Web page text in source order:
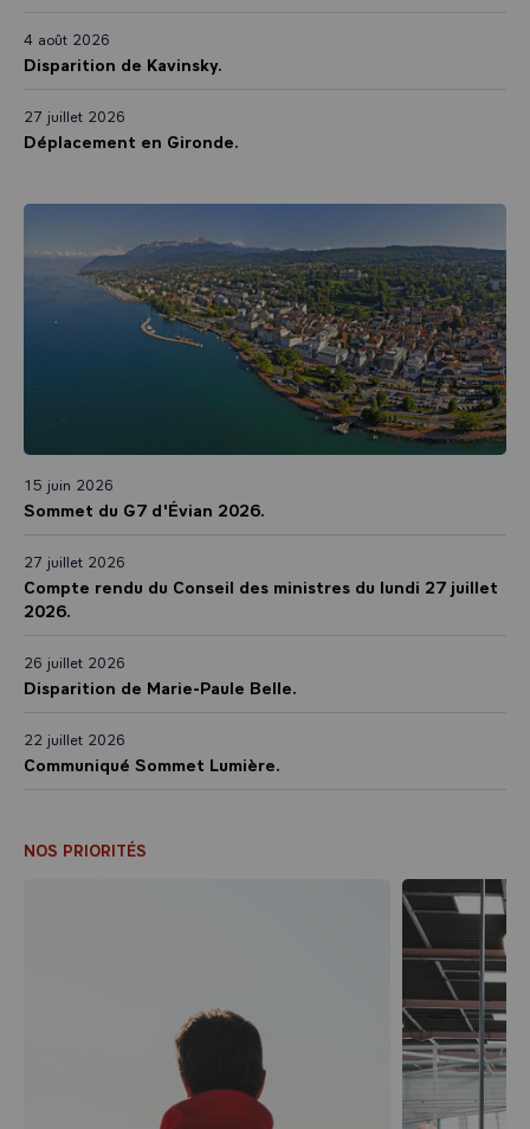
4 août 2026
Disparition de Kavinsky.
27 juillet 2026
Déplacement en Gironde.
15 juin 2026
Sommet du G7 d'Évian 2026.
27 juillet 2026
Compte rendu du Conseil des ministres du lundi 27 juillet
2026.
26 juillet 2026
Disparition de Marie-Paule Belle.
22 juillet 2026
Communiqué Sommet Lumière.
NOS PRIORITÉS